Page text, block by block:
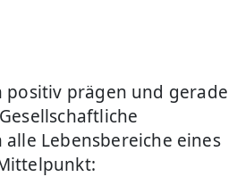
positiv prägen und gerade
Lebensbereiche eines